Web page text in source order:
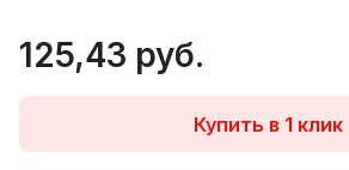
125,43 руб.
Купить в 1 клик